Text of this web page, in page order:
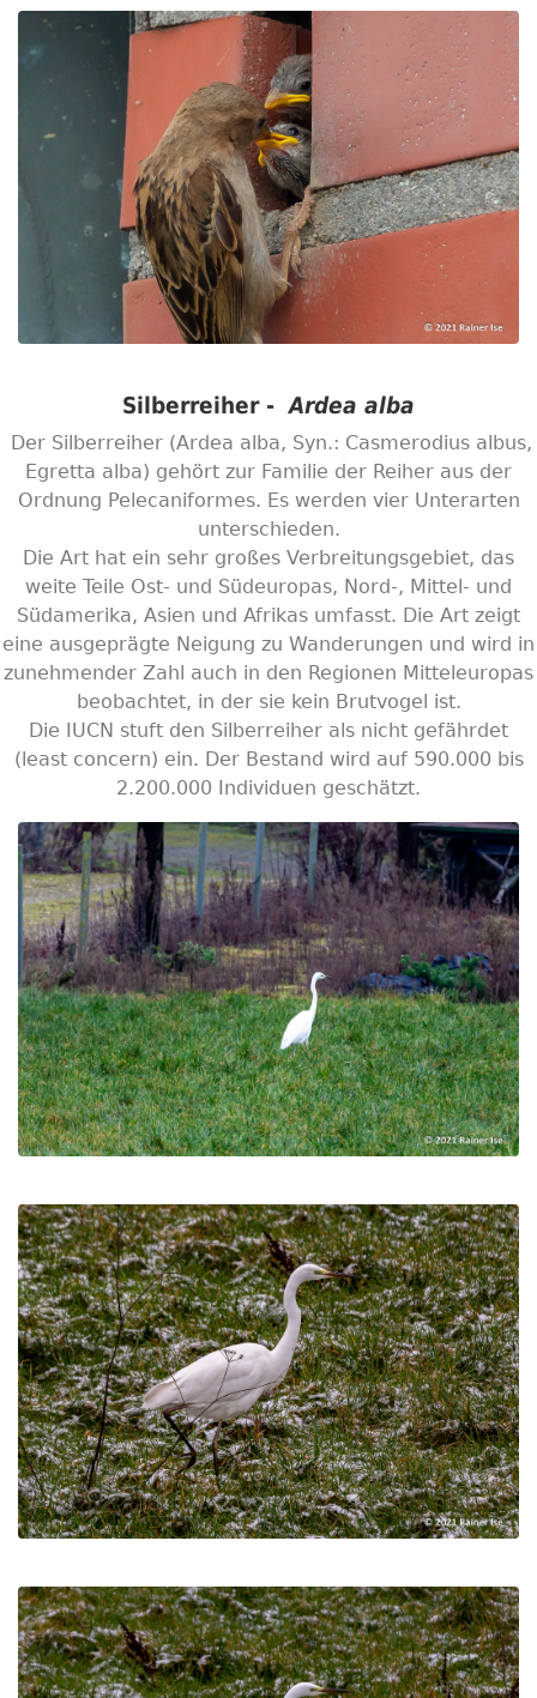
Silberreiher -Ardea alba
Der Silberreiher (Ardea alba, Syn.: Casmerodius albus,
Egretta alba) gehört zur Familie der Reiher aus der
Ordnung Pelecaniformes. Es werden vier Unterarten
unterschieden.
Die Art hat ein sehr großes Verbreitungsgebiet, das
weite Teile Ost- und Südeuropas, Nord-, Mittel- und
Südamerika, Asien und Afrikas umfasst. Die Art zeigt
eine ausgeprägte Neigung zu Wanderungen und wird in
zunehmender Zahl auch in den Regionen Mitteleuropas
beobachtet, in der sie kein Brutvogel ist.
Die IUCN stuft den Silberreiher als nicht gefährdet
(least concern) ein. Der Bestand wird auf 590.000 bis
2.200.000 Individuen geschätzt.